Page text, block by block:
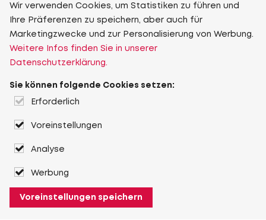
Wir verwenden Cookies, um Statistiken zu führen und
Ihre Präferenzen zu speichern, aber auch für
Marketingzwecke und zur Personalisierung von Werbung.
Weitere Infos finden Sie in unserer
Datenschutzerklärung.
Sie können folgende Cookies setzen:
Erforderlich
Voreinstellungen
Analyse
Werbung
Voreinstellungen speichern